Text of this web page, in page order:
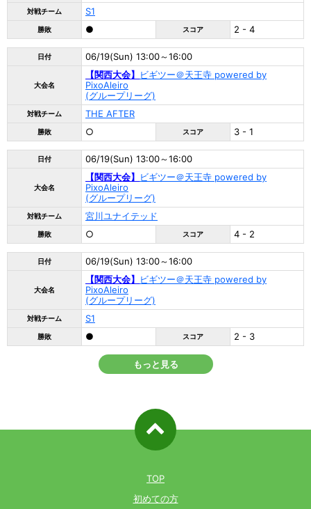
対戦チーム S1
勝敗 ● スコア 2 - 4
日付 06/19(Sun) 13:00～16:00
大会名
【関西大会】
ビギツー＠天王寺 powered by
PixoAleiro
(グループリーグ)
対戦チーム THE AFTER
勝敗 ○ スコア 3 - 1
日付 06/19(Sun) 13:00～16:00
大会名
【関西大会】
ビギツー＠天王寺 powered by
PixoAleiro
(グループリーグ)
対戦チーム 宮川ユナイテッド
勝敗 ○ スコア 4 - 2
日付 06/19(Sun) 13:00～16:00
大会名
【関西大会】
ビギツー＠天王寺 powered by
PixoAleiro
(グループリーグ)
対戦チーム S1
勝敗 ● スコア 2 - 3
もっと見る
TOP
初めての方